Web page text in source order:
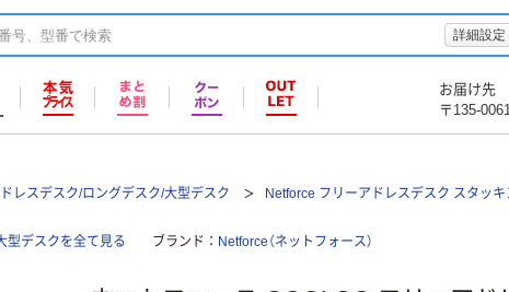
詳細設定
お届け先
〒135-
レスデスク/ロングデスク/大型デスク Netforce フリーアドレスデスク スタッ
型デスクを全て見る ブランド Netforce（ネットフォース）